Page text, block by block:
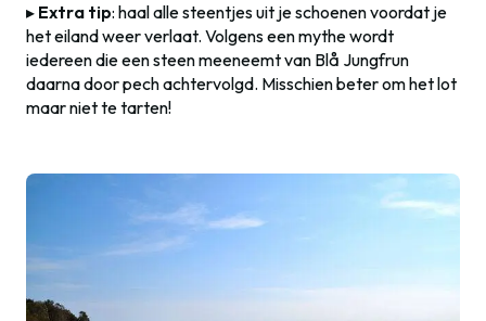
▸ Extra tip: haal alle steentjes uit je schoenen voordat je
het eiland weer verlaat. Volgens een mythe wordt
iedereen die een steen meeneemt van Blå Jungfrun
daarna door pech achtervolgd. Misschien beter om het lot
maar niet te tarten!